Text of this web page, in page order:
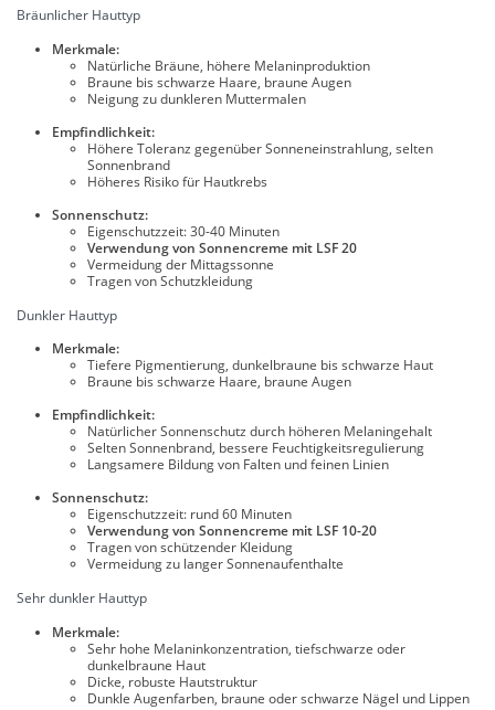
Bräunlicher Hauttyp
Merkmale:
Natürliche Bräune, höhere Melaninproduktion
Braune bis schwarze Haare, braune Augen
Neigung zu dunkleren Muttermalen
Empfindlichkeit:
Höhere Toleranz gegenüber Sonneneinstrahlung, selten
Sonnenbrand
Höheres Risiko für Hautkrebs
Sonnenschutz:
Eigenschutzzeit: 30-40 Minuten
Verwendung von Sonnencreme mit LSF 20
Vermeidung der Mittagssonne
Tragen von Schutzkleidung
Dunkler Hauttyp
Merkmale:
Tiefere Pigmentierung, dunkelbraune bis schwarze Haut
Braune bis schwarze Haare, braune Augen
Empfindlichkeit:
Natürlicher Sonnenschutz durch höheren Melaningehalt
Selten Sonnenbrand, bessere Feuchtigkeitsregulierung
Langsamere Bildung von Falten und feinen Linien
Sonnenschutz:
Eigenschutzzeit: rund 60 Minuten
Verwendung von Sonnencreme mit LSF 10-20
Tragen von schützender Kleidung
Vermeidung zu langer Sonnenaufenthalte
Sehr dunkler Hauttyp
Merkmale:
Sehr hohe Melaninkonzentration, tiefschwarze oder
dunkelbraune Haut
Dicke, robuste Hautstruktur
Dunkle Augenfarben, braune oder schwarze Nägel und Lippen